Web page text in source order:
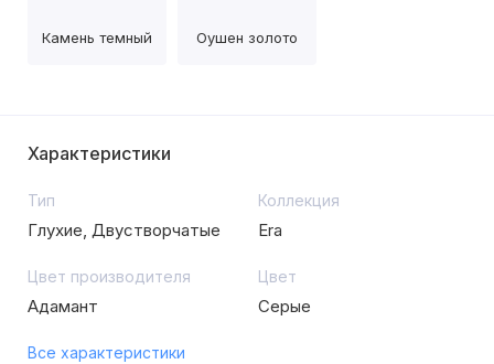
Камень темный Оушен золото
Характеристики
Тип
Глухие, Двустворчатые
Коллекция
Era
Цвет производителя
Адамант
Цвет
Серые
Все характеристики